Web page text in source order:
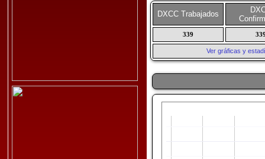
DXCC Trabajados
339
Ver gráficas y